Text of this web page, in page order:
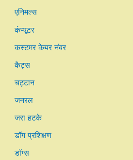
एनिमल्स
कंप्यूटर
कस्टमर केयर नंबर
कैट्स
चट्टान
जनरल
जरा हटके
डॉग प्रशिक्षण
डॉग्स